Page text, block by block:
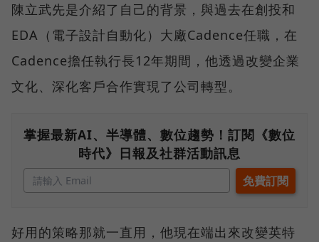
陳立武先是介紹了自己的背景，與過去在創投和
EDA（電子設計自動化）大廠Cadence任職，在
Cadence擔任執行長12年期間，他透過改變企業
文化、深化客戶合作實現了公司轉型。
掌握最新AI、半導體、數位趨勢！訂閱《數位
時代》日報及社群活動訊息
好用的策略那就一直用，他現在端出來改變英特